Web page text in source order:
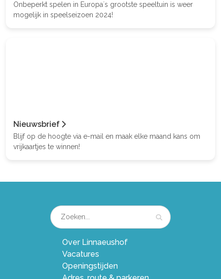
Onbeperkt spelen in Europa´s grootste speeltuin is weer
mogelijk in speelseizoen 2024!
Nieuwsbrief
Blijf op de hoogte via e-mail en maak elke maand kans om
vrijkaartjes te winnen!
Over Linnaeushof
Vacatures
Openingstijden